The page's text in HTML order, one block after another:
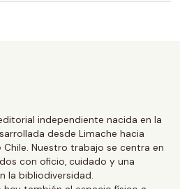
independiente nacida en la
desde Limache hacia
Nuestro trabajo se centra en
con oficio, cuidado y una
la bibliodiversidad.